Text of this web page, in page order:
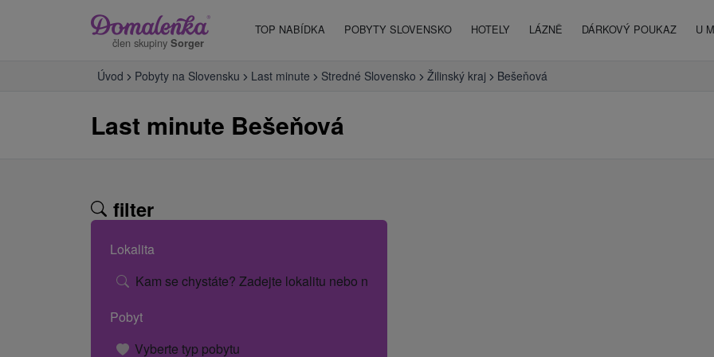
člen skupiny Sorger
TOP NABÍDKA POBYTY SLOVENSKO HOTELY LÁZNĚ DÁRKOVÝ POUKAZ U
Úvod Pobyty na Slovensku Last minute Stredné Slovensko Žilinský kraj Bešeňová
Last minute Bešeňová
filter
Lokalita
Kam se chystáte? Zadejte lokalitu nebo název hotelu.
Pobyt
Vyberte typ pobytu